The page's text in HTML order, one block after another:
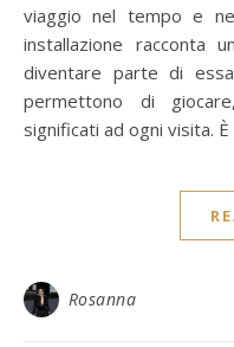
viaggio nel tempo e
installazione racconta
diventare parte di
permettono di
significati ad ogni visita.
Rosanna